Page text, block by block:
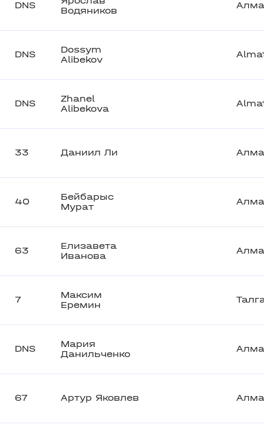
DNS
Водяников
DNS
Dossym
Alibekov
DNS
Zhanel
Alibekova
33 Даниил Ли
40
Бейбарыс
Мурат
63
Елизавета
Иванова
7
Максим
Еремин
DNS
Мария
Данильченко
67 Артур Яковлев